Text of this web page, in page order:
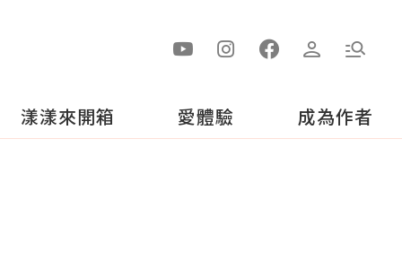
漾漾來開箱 愛體驗 成為作者